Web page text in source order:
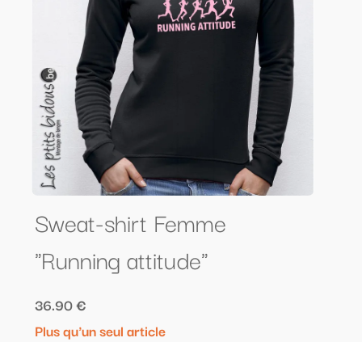
Sweat-shirt Femme
"Running attitude"
36.90 €
Plus qu'un seul article